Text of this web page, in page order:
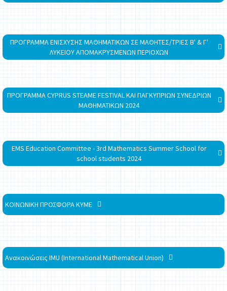
ΠΡΟΓΡΑΜΜΑ ΕΝΙΣΧΥΣΗΣ ΜΑΘΗΜΑΤΙΚΩΝ ΣΕ ΜΑΘΗΤΕΣ/ΤΡΙΕΣ Β' & Γ'
ΛΥΚΕΙΟΥ ΑΠΟΜΑΚΡΥΣΜΕΝΩΝ ΠΕΡΙΟΧΩΝ
ΠΡΟΓΡΑΜΜΑ CYPRUS STEAME FESTIVAL ΚΑΙ ΠΑΓΚΥΠΡΙΩΝ ΣΥΝΕΔΡΙΩΝ
ΜΑΘΗΜΑΤΙΚΩΝ 2024
EMS Education Committee - 3rd Mathematics Summer School for
school students 2024
ΚΟΙΝΩΝΙΚΗ ΠΡΟΣΦΟΡΑ ΚΥΜΕ
Ανακοινώσεις IMU (International Mathematical Union)